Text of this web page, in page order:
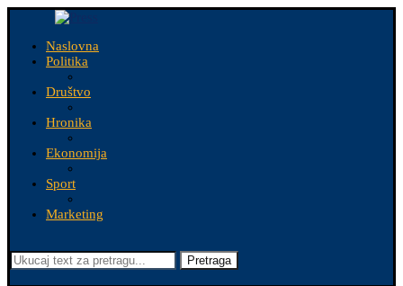
Naslovna
Politika
Društvo
Hronika
Ekonomija
Sport
Marketing
Pretraga